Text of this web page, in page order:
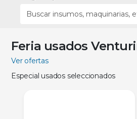
Feria usados
Ver ofertas
Especial usados seleccionados